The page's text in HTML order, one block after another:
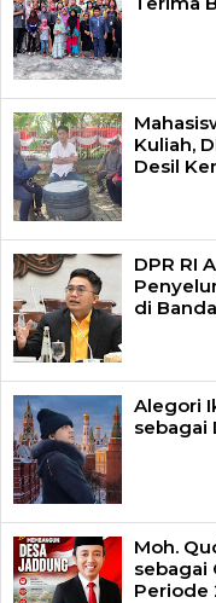
Kuliah,
Desil
DPR RI
di
Alegori
sebagai
Moh.
sebagai
Periode